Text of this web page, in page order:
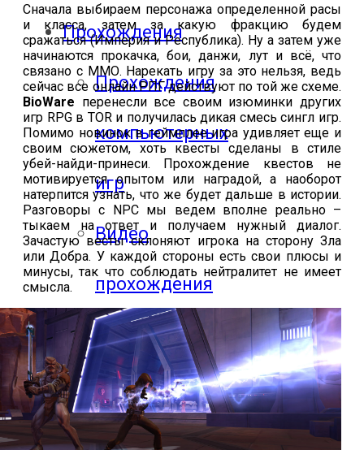
Прохождения
Прохождения
компьютерных
игр
Видео
прохождения
мобильных
игр
Где логика
Сначала выбираем персонажа определенной расы
и класса, затем за какую фракцию будем
сражаться (Империя и Республика). Ну а затем уже
начинаются прокачка, бои, данжи, лут и всё, что
связано с ММО. Нарекать игру за это нельзя, ведь
сейчас все онлайн РПГ действуют по той же схеме.
BioWare перенесли все своим изюминки других
игр RPG в TORи получилась дикая смесь сингл игр.
Помимо новинок в геймплее игра удивляет еще и
своим сюжетом, хоть квесты сделаны в стиле
убей-найди-принеси. Прохождение квестов не
мотивируется опытом или наградой, а наоборот
натерпится узнать, что же будет дальше в истории.
Разговоры с NPC мы ведем вполне реально –
тыкаем на ответ и получаем нужный диалог.
Зачастую весты склоняют игрока на сторону Зла
или Добра. У каждой стороны есть свои плюсы и
минусы, так что соблюдать нейтралитет не имеет
смысла.